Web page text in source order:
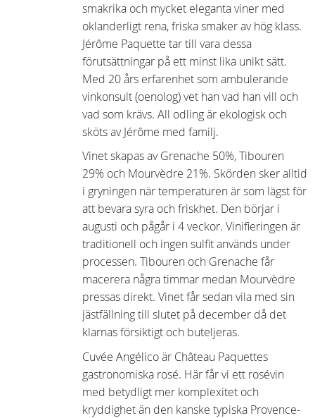
smakrika och mycket eleganta viner med
oklanderligt rena, friska smaker av hög klass.
Jérôme Paquette tar till vara dessa
förutsättningar på ett minst lika unikt sätt.
Med 20 års erfarenhet som ambulerande
vinkonsult (oenolog) vet han vad han vill och
vad som krävs. All odling är ekologisk och
sköts av Jérôme med familj.
Vinet skapas av Grenache 50%, Tibouren
29% och Mourvèdre 21%. Skörden sker alltid
i gryningen när temperaturen är som lägst för
att bevara syra och friskhet. Den börjar i
augusti och pågår i 4 veckor. Vinifieringen är
traditionell och ingen sulfit används under
processen. Tibouren och Grenache får
macerera några timmar medan Mourvèdre
pressas direkt. Vinet får sedan vila med sin
jästfällning till slutet på december då det
klarnas försiktigt och buteljeras.
Cuvée Angélico är Château Paquettes
gastronomiska rosé. Här får vi ett rosévin
med betydligt mer komplexitet och
kryddighet än den kanske typiska Provence-